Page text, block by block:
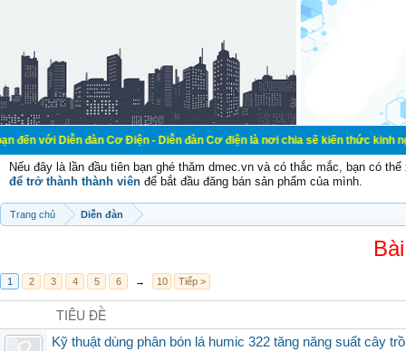
đàn Cơ Điện - Diễn đàn Cơ điện là nơi chia sẽ kiến thức kinh nghiệm
Nếu đây là lần đầu tiên bạn ghé thăm dmec.vn và có thắc mắc, bạn có
để trở thành thành viên để bắt đầu đăng bán sản phẩm của mình.
Trang chủ Diễn đàn
1 2 3 4 5 6 → 10 Tiếp >
TIÊU ĐỀ
Kỹ thuật dùng phân bón lá humic 322 tăng năng suất cây